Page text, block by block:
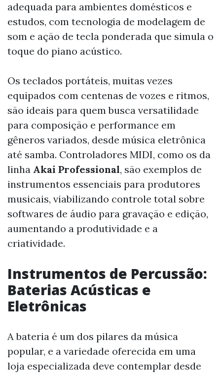
adequada para ambientes domésticos e
estudos, com tecnologia de modelagem de
som e ação de tecla ponderada que simula o
toque do piano acústico.
Os teclados portáteis, muitas vezes
equipados com centenas de vozes e ritmos,
são ideais para quem busca versatilidade
para composição e performance em
gêneros variados, desde música eletrônica
até samba. Controladores MIDI, como os da
linha Akai Professional, são exemplos de
instrumentos essenciais para produtores
musicais, viabilizando controle total sobre
softwares de áudio para gravação e edição,
aumentando a produtividade e a
criatividade.
Instrumentos de Percussão:
Baterias Acústicas e
Eletrônicas
A bateria é um dos pilares da música
popular, e a variedade oferecida em uma
loja especializada deve contemplar desde